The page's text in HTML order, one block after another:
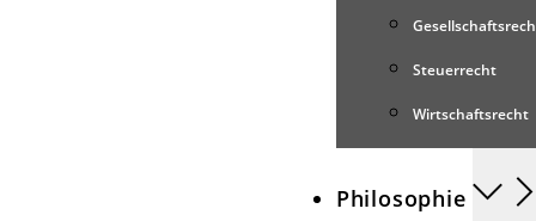
Steuerrecht
Wirtschaftsrecht
Philosophie